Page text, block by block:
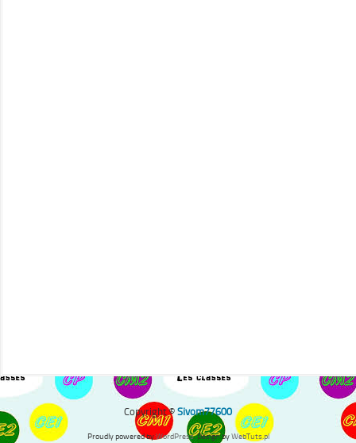
Copyright © Sivom77600
Proudly powered byWordPress. Design byWebTuts.pl